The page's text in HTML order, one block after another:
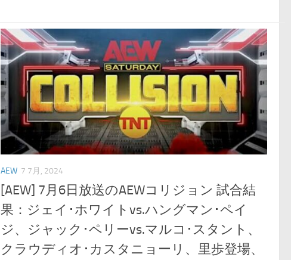
AEW 7 7月, 2024
[AEW] 7月6日放送のAEWコリジョン 試合結
果：ジェイ･ホワイトvs.ハングマン･ペイ
ジ、ジャック･ペリーvs.マルコ･スタント、
クラウディオ･カスタニョーリ、里歩登場、